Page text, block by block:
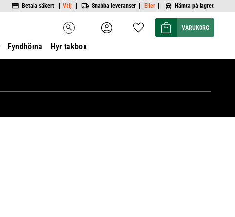
Betala säkert || Välj || Snabba leveranser || Eller || Hämta på lagret
search Favoriter
Kundvagn
Fyndhörna Hyr takbox